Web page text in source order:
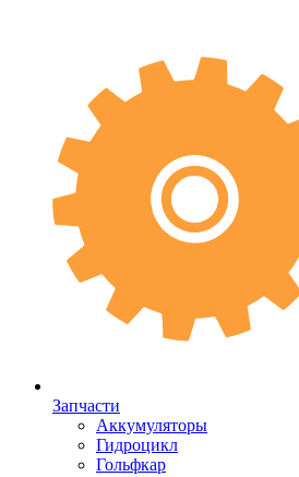
Запчасти
Аккумуляторы
Гидроцикл
Гольфкар